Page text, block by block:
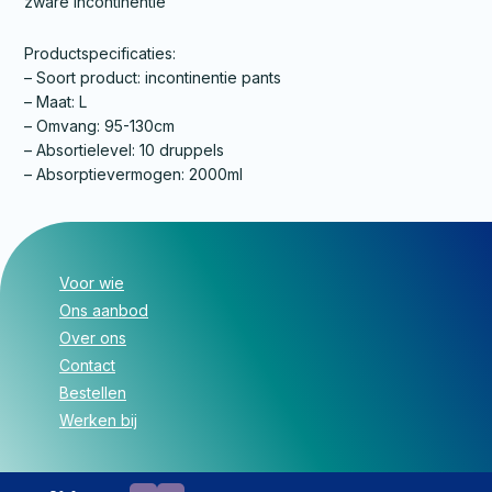
Productspecificaties:
– Soort product: incontinentie pants
– Maat: L
– Omvang: 95-130cm
– Absortielevel: 10 druppels
– Absorptievermogen: 2000ml
Voor wie
Ons aanbod
Over ons
Contact
Bestellen
Werken bij